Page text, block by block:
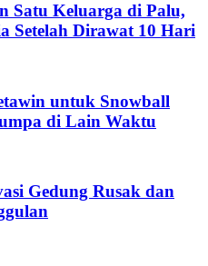
Satu Keluarga di Palu,
Setelah Dirawat 10 Hari
untuk Snowball
di Lain Waktu
Gedung Rusak dan